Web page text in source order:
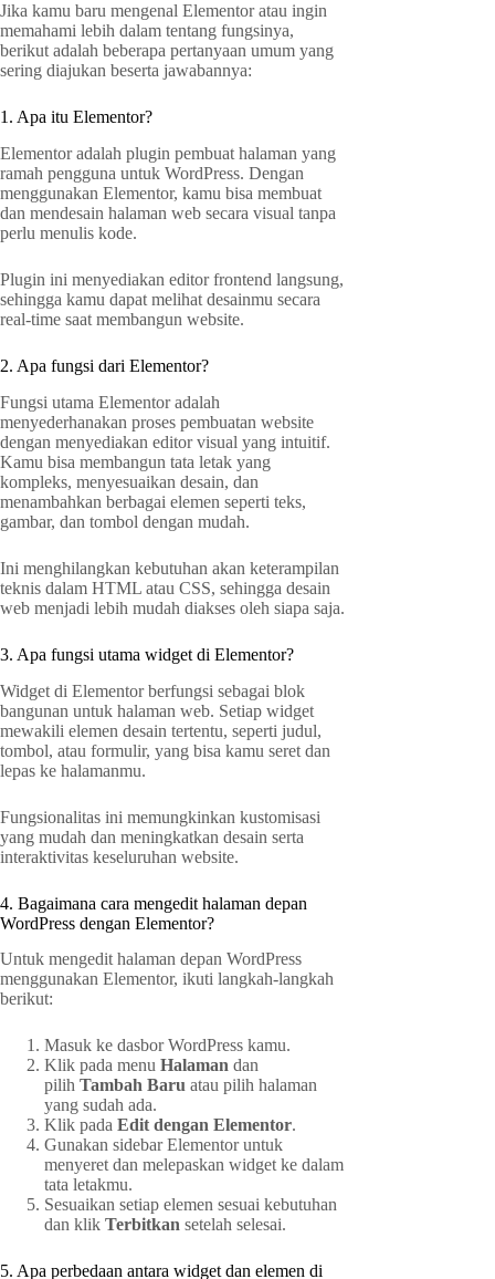
Jika kamu baru mengenal Elementor atau ingin
memahami lebih dalam tentang fungsinya,
berikut adalah beberapa pertanyaan umum yang
sering diajukan beserta jawabannya:
1. Apa itu Elementor?
Elementor adalah plugin pembuat halaman yang
ramah pengguna untuk WordPress. Dengan
menggunakan Elementor, kamu bisa membuat
dan mendesain halaman web secara visual tanpa
perlu menulis kode.
Plugin ini menyediakan editor frontend langsung,
sehingga kamu dapat melihat desainmu secara
real-time saat membangun website.
2. Apa fungsi dari Elementor?
Fungsi utama Elementor adalah
menyederhanakan proses pembuatan website
dengan menyediakan editor visual yang intuitif.
Kamu bisa membangun tata letak yang
kompleks, menyesuaikan desain, dan
menambahkan berbagai elemen seperti teks,
gambar, dan tombol dengan mudah.
Ini menghilangkan kebutuhan akan keterampilan
teknis dalam HTML atau CSS, sehingga desain
web menjadi lebih mudah diakses oleh siapa saja.
3. Apa fungsi utama widget di Elementor?
Widget di Elementor berfungsi sebagai blok
bangunan untuk halaman web. Setiap widget
mewakili elemen desain tertentu, seperti judul,
tombol, atau formulir, yang bisa kamu seret dan
lepas ke halamanmu.
Fungsionalitas ini memungkinkan kustomisasi
yang mudah dan meningkatkan desain serta
interaktivitas keseluruhan website.
4. Bagaimana cara mengedit halaman depan
WordPress dengan Elementor?
Untuk mengedit halaman depan WordPress
menggunakan Elementor, ikuti langkah-langkah
berikut:
Masuk ke dasbor WordPress kamu.
Klik pada menu Halaman dan
pilih Tambah Baru atau pilih halaman
yang sudah ada.
Klik pada Edit dengan Elementor.
Gunakan sidebar Elementor untuk
menyeret dan melepaskan widget ke dalam
tata letakmu.
Sesuaikan setiap elemen sesuai kebutuhan
dan klik Terbitkan setelah selesai.
5. Apa perbedaan antara widget dan elemen di